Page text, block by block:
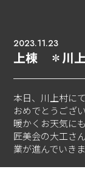
2023.11.23
上棟 ＊川
本日、川上村に
おめでとうござ
暖かくお天気に
匠美会の大工さ
業が進んでいきま